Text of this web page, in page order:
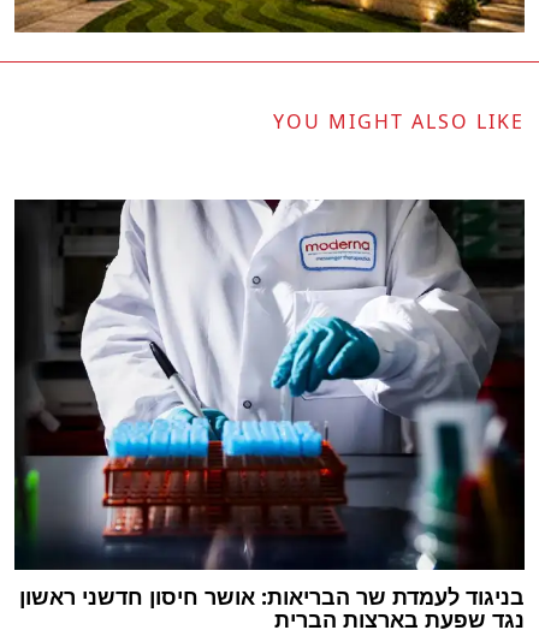
YOU MIGHT ALSO LIKE
בניגוד לעמדת שר הבריאות: אושר חיסון חדשני ראשון
נגד שפעת בארצות הברית